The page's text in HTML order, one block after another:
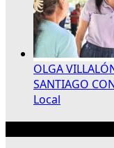
OLGA
SANTIAGO
Local